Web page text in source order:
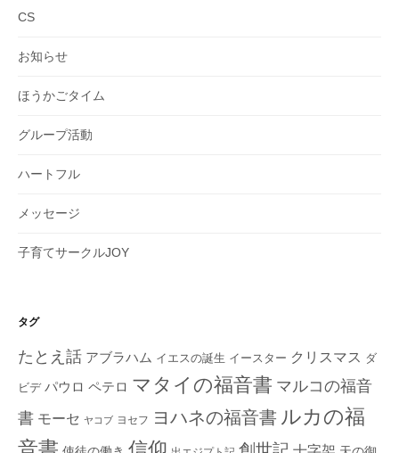
CS
お知らせ
ほうかごタイム
グループ活動
ハートフル
メッセージ
子育てサークルJOY
タグ
たとえ話 アブラハム イエスの誕生 イースター クリスマス ダ
ビデ パウロ ペテロ マタイの福音書 マルコの福音
書 モーセ ヤコブ ヨセフ ヨハネの福音書 ルカの福
音書